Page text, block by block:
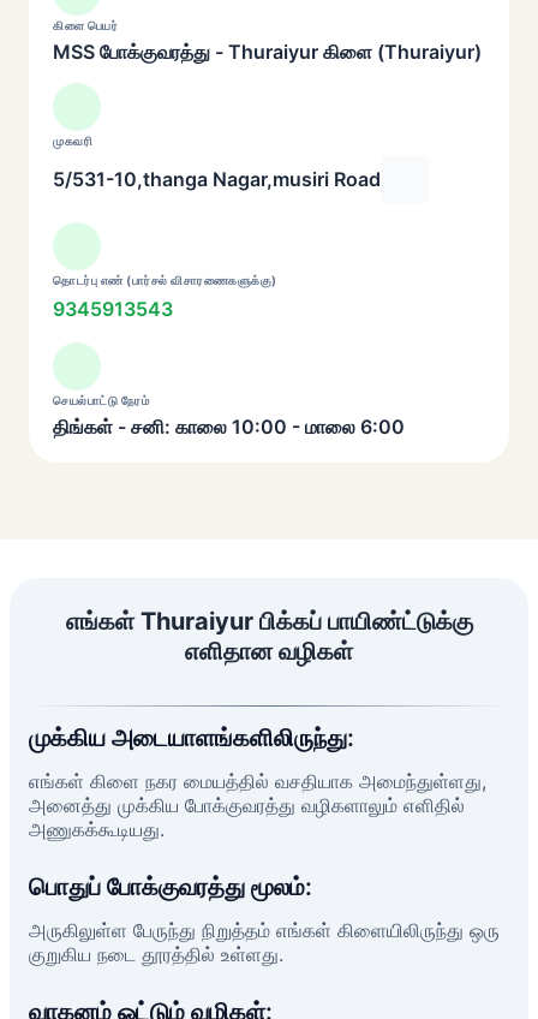
கிளை பெயர்
MSS போக்குவரத்து - Thuraiyur கிளை (Thuraiyur)
முகவரி
5/531-10,thanga Nagar,musiri Road
தொடர்பு எண் (பார்சல் விசாரணைகளுக்கு)
9345913543
செயல்பாட்டு நேரம்
திங்கள் - சனி: காலை 10:00 - மாலை 6:00
எங்கள் Thuraiyur பிக்கப் பாயிண்ட்டுக்கு
எளிதான வழிகள்
முக்கிய அடையாளங்களிலிருந்து:
எங்கள் கிளை நகர மையத்தில் வசதியாக அமைந்துள்ளது,
அனைத்து முக்கிய போக்குவரத்து வழிகளாலும் எளிதில்
அணுகக்கூடியது.
பொதுப் போக்குவரத்து மூலம்:
அருகிலுள்ள பேருந்து நிறுத்தம் எங்கள் கிளையிலிருந்து ஒரு
குறுகிய நடை தூரத்தில் உள்ளது.
வாகனம் ஓட்டும் வழிகள்: